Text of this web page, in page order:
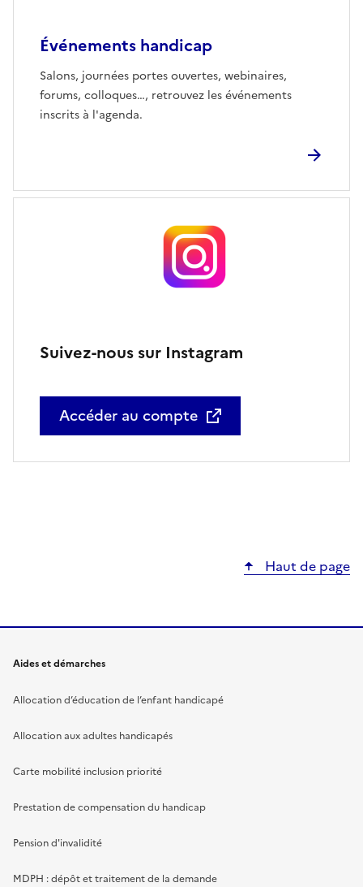
Événements handicap
Salons, journées portes ouvertes, webinaires,
forums, colloques…, retrouvez les événements
inscrits à l'agenda.
Suivez-nous sur Instagram
Accéder au compte
Haut de page
Aides et démarches
Allocation d’éducation de l’enfant handicapé
Allocation aux adultes handicapés
Carte mobilité inclusion priorité
Prestation de compensation du handicap
Pension d'invalidité
MDPH : dépôt et traitement de la demande